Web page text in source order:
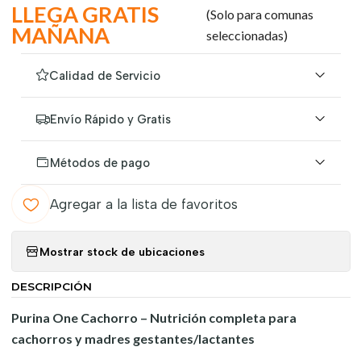
LLEGA GRATIS
MAÑANA
(Solo para comunas
seleccionadas)
Calidad de Servicio
Envío Rápido y Gratis
Métodos de pago
Agregar a la lista de favoritos
Mostrar stock de ubicaciones
DESCRIPCIÓN
Purina One Cachorro – Nutrición completa para
cachorros y madres gestantes/lactantes